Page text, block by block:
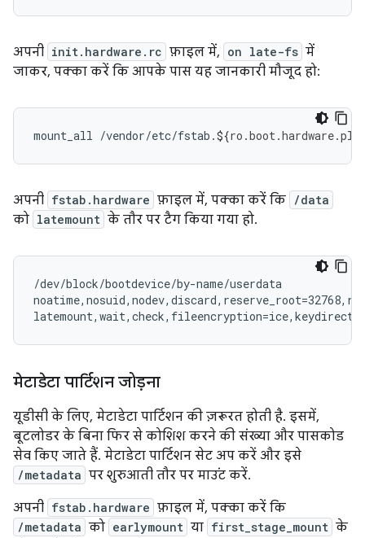
अपनी init.hardware.rc फ़ाइल में, on late-fs में
जाकर, पक्का करें कि आपके पास यह जानकारी मौजूद हो:
mount_all /vendor/etc/fstab.${ro .boot.hardware.
अपनी fstab.hardware फ़ाइल में, पक्का करें कि /data
को latemount के तौर पर टैग किया गया हो.
/dev/block/bootdevice/by-name/userdata
मेटाडेटा पार्टिशन जोड़ना
यूडीसी के लिए, मेटाडेटा पार्टिशन की ज़रूरत होती है. इसमें,
बूटलोडर के बिना फिर से कोशिश करने की संख्या और पासकोड
सेव किए जाते हैं. मेटाडेटा पार्टिशन सेट अप करें और इसे
/metadata पर शुरुआती तौर पर माउंट करें.
अपनी fstab.hardware फ़ाइल में, पक्का करें कि
/metadata को earlymount या first_stage_mount के